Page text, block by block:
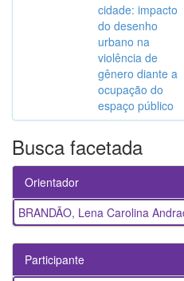
cidade: impacto
do desenho
urbano na
violência de
gênero diante a
ocupação do
espaço público
Busca facetada
Orientador
BRANDÃO, Lena Carolina
Participante